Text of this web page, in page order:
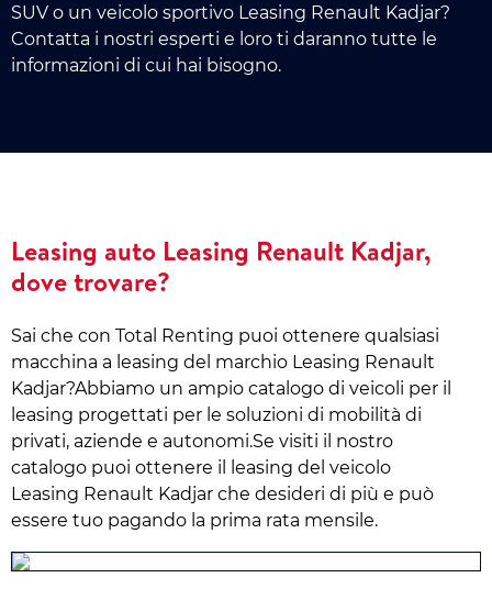
SUV o un veicolo sportivo Leasing Renault Kadjar?
Contatta i nostri esperti e loro ti daranno tutte le
informazioni di cui hai bisogno.
Leasing auto Leasing Renault Kadjar,
dove trovare?
Sai che con Total Renting puoi ottenere qualsiasi
macchina a leasing del marchio Leasing Renault
Kadjar?Abbiamo un ampio catalogo di veicoli per il
leasing progettati per le soluzioni di mobilità di
privati, aziende e autonomi.Se visiti il nostro
catalogo puoi ottenere il leasing del veicolo
Leasing Renault Kadjar che desideri di più e può
essere tuo pagando la prima rata mensile.